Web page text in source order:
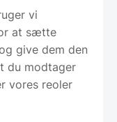
vi
at sætte
give dem den
du modtager
vores reoler